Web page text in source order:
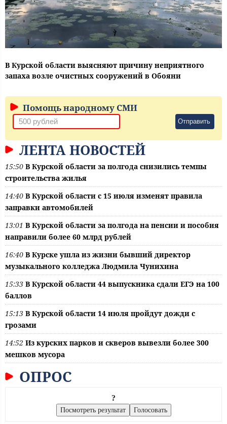
В Курской области выясняют причину неприятного
запаха возле очистных сооружений в Обояни
Помощь народному СМИ
Отправить
ЛЕНТА НОВОСТЕЙ
15:50 В Курской области за полгода снизились темпы
строительства жилья
14:40 В Курской области с 15 июля изменят правила
заправки автомобилей
13:01 В Курской области за полгода на пенсии и пособия
направили более 60 млрд рублей
16:40 В Курске ушла из жизни бывший директор
музыкального колледжа Людмила Чунихина
15:33 В Курской области 44 выпускника сдали ЕГЭ на 100
баллов
15:13 В Курской области 14 июля пройдут дожди с
грозами
14:52 Из курских парков и скверов вывезли более 300
мешков мусора
ОПРОС
?